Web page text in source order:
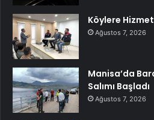
Köylere
Ağustos 7, 2026
Manisa’da
Salımı Başladı
Ağustos 7, 2026